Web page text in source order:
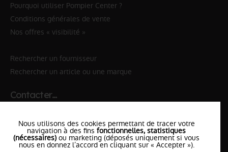
Pourquoi utiliser Pompier Center ?
Conditions générales de vente
Nos offres « visibilité »
Rechercher un fournisseur
Rechercher un article ou une marque
Contacter…
✆ 18№National Sapeurs-Pompiers
le SDISle plus proche
Nous utilisons des cookies permettant de tracer votre
navigation à des fins fonctionnelles, statistiques
(nécessaires) ou marketing (déposés uniquement si vous
nous en donnez l’accord en cliquant sur « Accepter »).